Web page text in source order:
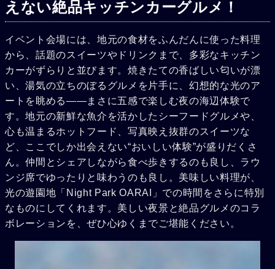
えない絶品キッチンカーグルメ！
イベント会場には、地元の食材をふんだんに使った料理
から、話題のスイーツやドリンクまで、多彩なキッチン
カーがずらりと並びます。焼きたての香ばしい匂いが漂
い、湯気の立ちのぼるグルメを片手に、幻想的な光のア
ートを眺める――まさに五感で楽しむ夜の海辺体験で
す。地元の新鮮な魚介を活かしたシーフードグルメや、
心も温まるホットフード、写真映え抜群のスイーツな
ど、ここでしか出会えない“おいしい体験”が盛りだくさ
ん。仲間とシェアしながら食べ歩きするのも良し、ラウ
ンジ席でゆったりと味わうのも良し。美味しい料理が、
光の遊園地「Night Park OARAI」での時間をさらに特別
なものにしてくれます。美しい夜景と絶品グルメのコラ
ボレーションを、ぜひ心ゆくまでご堪能ください。